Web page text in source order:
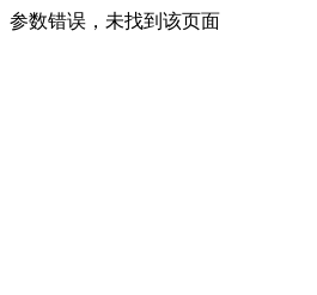
参数错误，未找到该页面